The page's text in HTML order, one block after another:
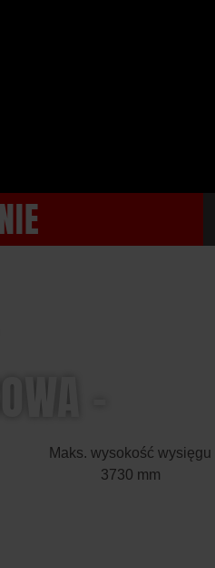
–
Maks. wysokość wysięgu
3730 mm